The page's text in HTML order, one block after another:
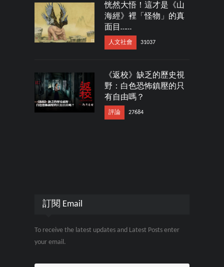
恍然大悟！這才是《山
海經》裡「怪物」的真
面目……
人文社會 31037
《返校》缺乏的歷史視
野：白色恐怖鎮壓的只
有自由嗎？
評論 27684
訂閱 Email
To receive the latest updates and Latest Posts enter
your email.